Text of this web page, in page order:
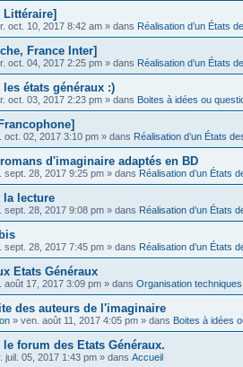
Littéraire]
oct. 10, 2017 8:42 am » dans Réalisation d’un États
France Inter]
oct. 04, 2017 2:25 pm » dans Réalisation d’un États
états généraux :)
oct. 03, 2017 2:23 pm » dans Boites à idées ou
oct. 02, 2017 3:10 pm » dans Réalisation d’un États
d'imaginaire adaptés en BD
sept. 28, 2017 9:25 pm » dans Réalisation d’un États
la lecture
sept. 28, 2017 9:08 pm » dans Réalisation d’un États
sept. 28, 2017 7:45 pm » dans Réalisation d’un États
Etats Généraux
août 17, 2017 3:09 pm » dans Organisation
des auteurs de l'imaginaire
» ven. août 11, 2017 4:05 pm » dans Boites à idées
forum des Etats Généraux.
juil. 05, 2017 1:43 pm » dans Accueil